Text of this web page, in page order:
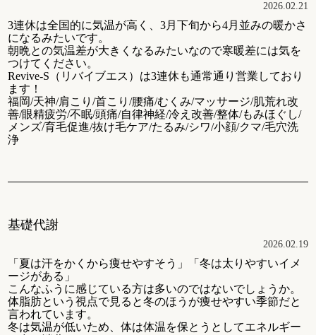
2026.02.21
3連休は全国的に気温が高く、3月下旬から4月並みの暖かさ
になるみたいです。
朝晩との気温差が大きくなるみたいなので寒暖差には気を
つけてください。
Revive-S（リバイブエス）は3連休も通常通り営業しており
ます！
福岡/天神/肩こり/首こり/腰痛/むくみ/マッサージ/肌荒れ改
善/眼精疲労/不眠/頭痛/自律神経/冷え改善/整体/もみほぐし/
メンズ/育毛促進/抜け毛ケア/たるみ/シワ/小顔/クマ/毛穴洗
浄
基礎代謝
2026.02.19
「夏は汗をかくから痩せやすそう」「冬は太りやすいイメ
ージがある」
こんなふうに感じている方は多いのではないでしょうか。
体脂肪という視点で見ると冬のほうが痩せやすい季節だと
言われています。
冬は気温が低いため、体は体温を保とうとしてエネルギー